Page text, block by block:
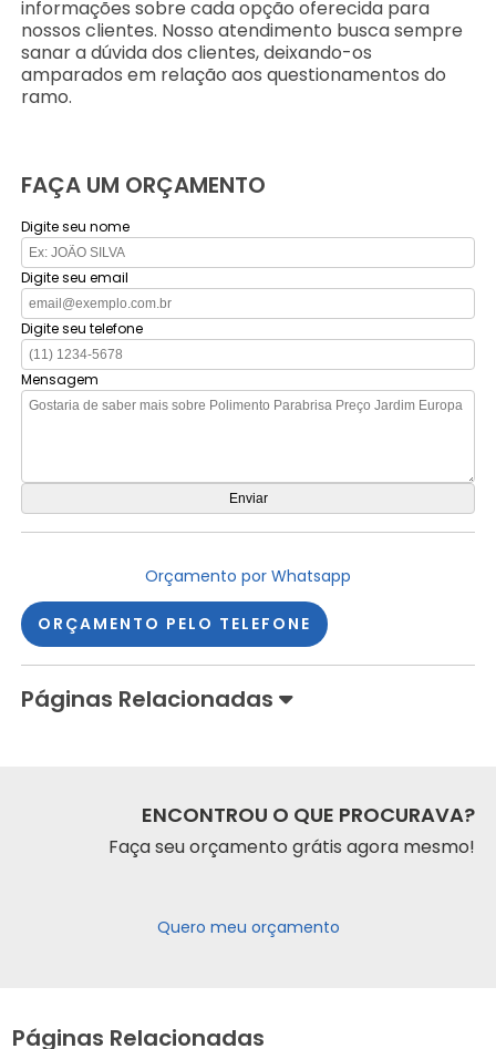
informações sobre cada opção oferecida para
nossos clientes. Nosso atendimento busca sempre
sanar a dúvida dos clientes, deixando-os
amparados em relação aos questionamentos do
ramo.
FAÇA UM ORÇAMENTO
Digite seu nome
Digite seu email
Digite seu telefone
Mensagem
Orçamento por Whatsapp
ORÇAMENTO PELO TELEFONE
Páginas Relacionadas
ENCONTROU O QUE PROCURAVA?
Faça seu orçamento grátis agora mesmo!
Quero meu orçamento
Páginas Relacionadas